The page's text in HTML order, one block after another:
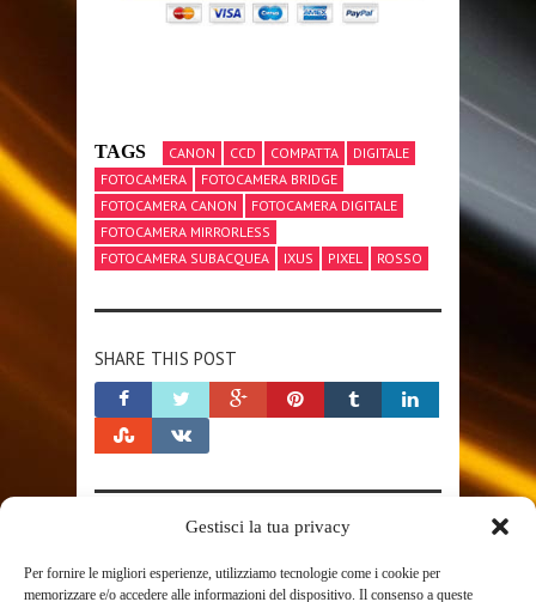
Gestisci la tua privacy
Per fornire le migliori esperienze, utilizziamo tecnologie come i cookie per
memorizzare e/o accedere alle informazioni del dispositivo. Il consenso a queste
TAGS CANON CCD COMPATTA
DIGITALE
FOTOCAMERA
FOTOCAMERA BRIDGE
FOTOCAMERA CANON
FOTOCAMERA DIGITALE
FOTOCAMERA MIRRORLESS
FOTOCAMERA SUBACQUEA
IXUS PIXEL ROSSO
SHARE THIS POST
RELATED POSTS